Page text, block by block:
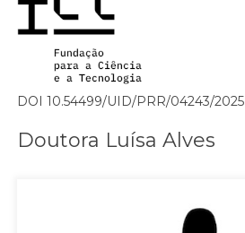
DOI 10.54499/UID/PRR/04243/2025
Doutora Luísa Alves